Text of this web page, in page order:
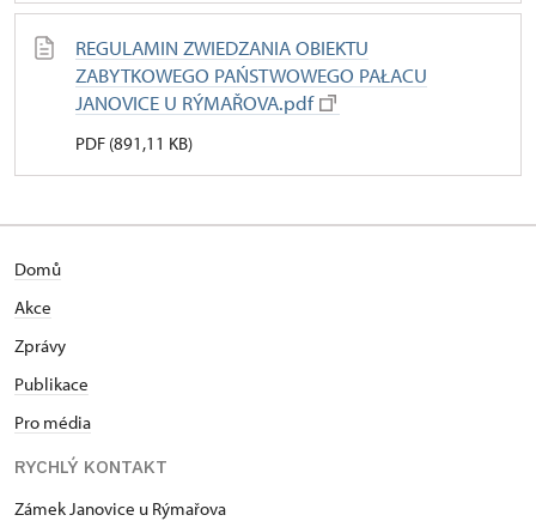
REGULAMIN ZWIEDZANIA OBIEKTU
ZABYTKOWEGO PAŃSTWOWEGO PAŁACU
JANOVICE U RÝMAŘOVA.pdf
PDF (891,11 KB)
Domů
Akce
Zprávy
Publikace
Pro média
RYCHLÝ KONTAKT
Zámek Janovice u Rýmařova